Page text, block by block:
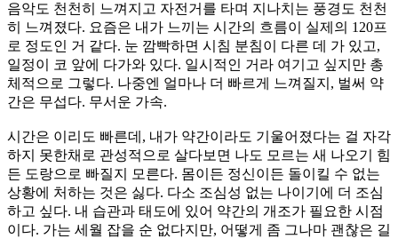
음악도 천천히 느껴지고 자전거를 타며 지나치는 풍경도 천천
히 느껴졌다. 요즘은 내가 느끼는 시간의 흐름이 실제의 120프
로 정도인 거 같다. 눈 깜빡하면 시침 분침이 다른 데 가 있고,
일정이 코 앞에 다가와 있다. 일시적인 거라 여기고 싶지만 총
체적으로 그렇다. 나중엔 얼마나 더 빠르게 느껴질지, 벌써 약
간은 무섭다. 무서운 가속.
시간은 이리도 빠른데, 내가 약간이라도 기울어졌다는 걸 자각
하지 못한채로 관성적으로 살다보면 나도 모르는 새 나오기 힘
든 도랑으로 빠질지 모른다. 몸이든 정신이든 돌이킬 수 없는
상황에 처하는 것은 싫다. 다소 조심성 없는 나이기에 더 조심
하고 싶다. 내 습관과 태도에 있어 약간의 개조가 필요한 시점
이다. 가는 세월 잡을 순 없다지만, 어떻게 좀 그나마 괜찮은 길